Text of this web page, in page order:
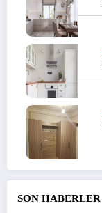
SON HABERLER